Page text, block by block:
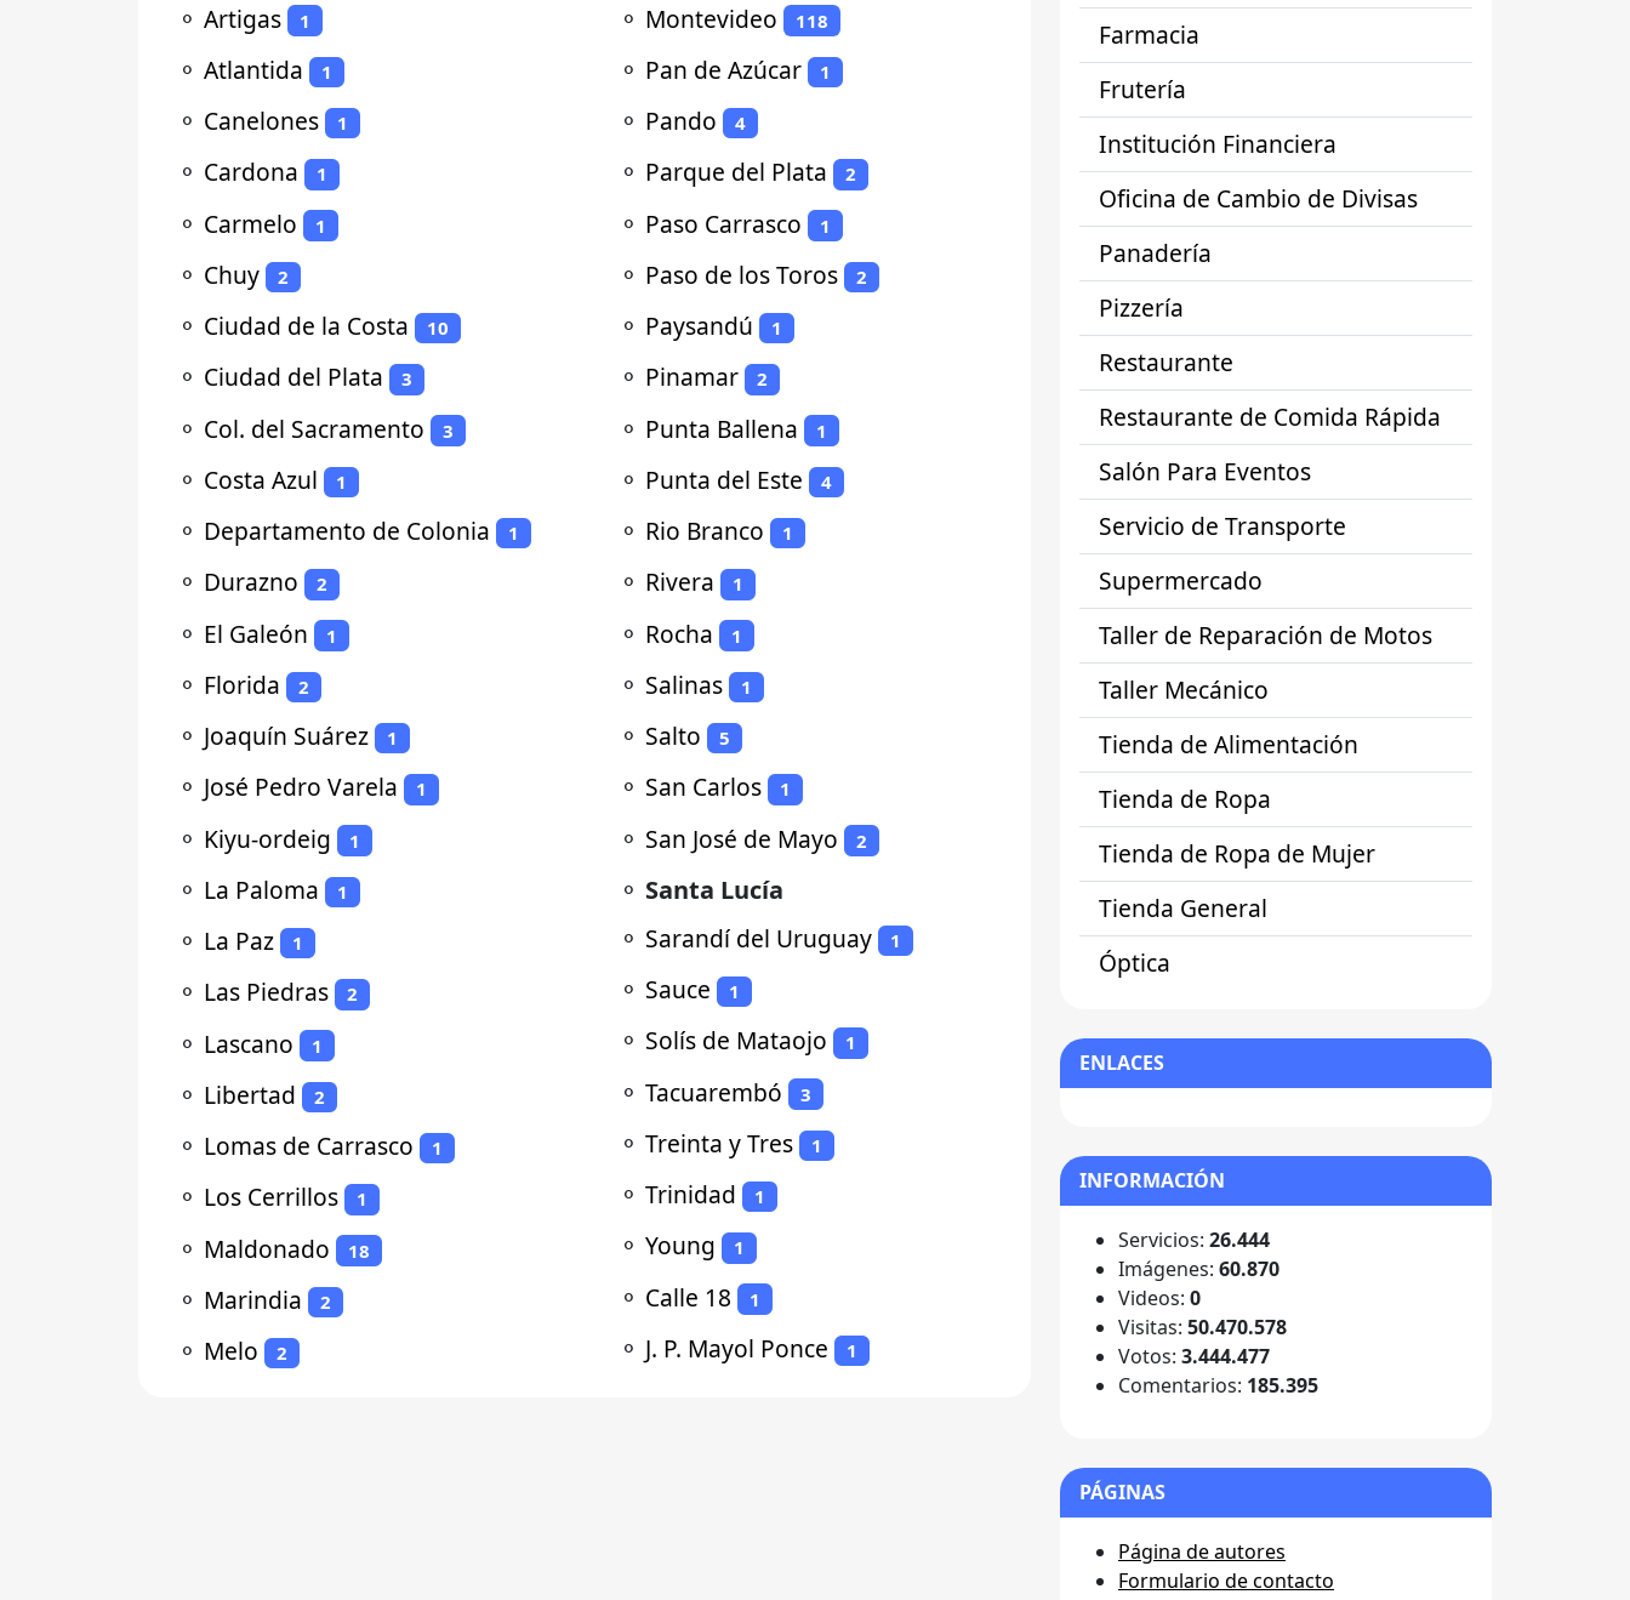
⚬ Artigas 1
⚬ Atlantida 1
⚬ Canelones 1
⚬ Cardona 1
⚬ Carmelo 1
⚬ Chuy 2
⚬ Ciudad de la Costa 10
⚬ Ciudad del Plata 3
⚬ Col. del Sacramento 3
⚬ Costa Azul 1
⚬ Departamento de Colonia 1
⚬ Durazno 2
⚬ El Galeón 1
⚬ Florida 2
⚬ Joaquín Suárez 1
⚬ José Pedro Varela 1
⚬ Kiyu-ordeig 1
⚬ La Paloma 1
⚬ La Paz 1
⚬ Las Piedras 2
⚬ Lascano 1
⚬ Libertad 2
⚬ Lomas de Carrasco 1
⚬ Los Cerrillos 1
⚬ Maldonado 18
⚬ Marindia 2
⚬ Melo 2
⚬ Montevideo 118
⚬ Pan de Azúcar 1
⚬ Pando 4
⚬ Parque del Plata 2
⚬ Paso Carrasco 1
⚬ Paso de los Toros 2
⚬ Paysandú 1
⚬ Pinamar 2
⚬ Punta Ballena 1
⚬ Punta del Este 4
⚬ Rio Branco 1
⚬ Rivera 1
⚬ Rocha 1
⚬ Salinas 1
⚬ Salto 5
⚬ San Carlos 1
⚬ San José de Mayo 2
⚬ Santa Lucía
⚬ Sarandí del Uruguay 1
⚬ Sauce 1
⚬ Solís de Mataojo 1
⚬ Tacuarembó 3
⚬ Treinta y Tres 1
⚬ Trinidad 1
⚬ Young 1
⚬ Calle 18 1
⚬ J. P. Mayol Ponce 1
Farmacia
Frutería
Institución Financiera
Oficina de Cambio de Divisas
Panadería
Pizzería
Restaurante
Restaurante de Comida Rápida
Salón Para Eventos
Servicio de Transporte
Supermercado
Taller de Reparación de Motos
Taller Mecánico
Tienda de Alimentación
Tienda de Ropa
Tienda de Ropa de Mujer
Tienda General
Óptica
ENLACES
INFORMACIÓN
Servicios: 26.444
Imágenes: 60.870
Videos: 0
Visitas: 50.470.578
Votos: 3.444.477
Comentarios: 185.395
PÁGINAS
Página de autores
Formulario de contacto